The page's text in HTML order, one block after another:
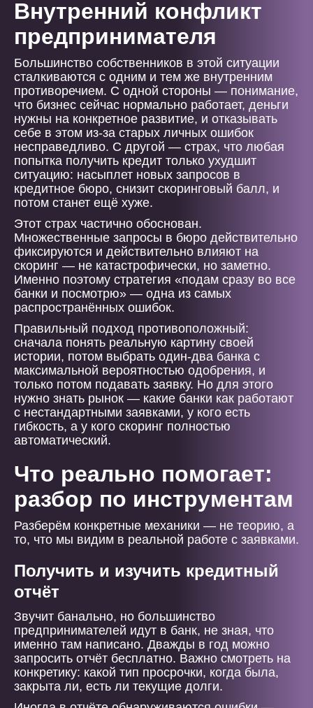
Внутренний конфликт
предпринимателя
Большинство собственников в этой ситуации
сталкиваются с одним и тем же внутренним
противоречием. С одной стороны — понимание,
что бизнес сейчас нормально работает, деньги
нужны на конкретное развитие, и отказывать
себе в этом из-за старых личных ошибок
несправедливо. С другой — страх, что любая
попытка получить кредит только ухудшит
ситуацию: насыплет новых запросов в
кредитное бюро, снизит скоринговый балл, и
потом станет ещё хуже.
Этот страх частично обоснован.
Множественные запросы в бюро действительно
фиксируются и действительно влияют на
скоринг — не катастрофически, но заметно.
Именно поэтому стратегия «подам сразу во все
банки и посмотрю» — одна из самых
распространённых ошибок.
Правильный подход противоположный:
сначала понять реальную картину своей
истории, потом выбрать один-два банка с
максимальной вероятностью одобрения, и
только потом подавать заявку. Но для этого
нужно знать рынок — какие банки как работают
с нестандартными заявками, у кого есть
гибкость, а у кого скоринг полностью
автоматический.
Что реально помогает:
разбор по инструментам
Разберём конкретные механики — не теорию, а
то, что мы видим в реальной работе с заявками.
Получить и изучить кредитный
отчёт
Звучит банально, но большинство
предпринимателей идут в банк, не зная, что
именно там написано. Дважды в год можно
запросить отчёт бесплатно. Важно смотреть на
конкретику: какой тип просрочки, когда была,
закрыта ли, есть ли текущие долги.